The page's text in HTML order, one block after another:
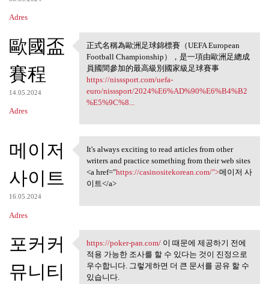
Adres
歐國盃
賽程
14.05.2024
Adres
正式名稱為歐洲足球錦標賽
（UEFA European
正式名稱為歐洲足球錦標賽（UEFA European
Football Championship），是一項由歐洲足總成
員國間參加的最高級別國家級足球賽事
https://nisssport.com/uefa-
euro/nisssport/2024%E6%AD%90%E6%B4%B2
%E5%9C%8...
메이저
사이트
16.05.2024
Adres
It's always exciting to read
It's always exciting to read articles from other
writers and practice something from their web sites
<a href="https://casinositekorean.com/">메이저 사
이트</a>
포커커
뮤니티
https://poker-pan.com/ 이 때문에
https://poker-pan.com/이 때문에 제공하기 전에
적용 가능한 조사를 할 수 있다는 것이 진정으로
우수합니다. 그렇게하면 더 큰 문서를 공유 할 수
있습니다.